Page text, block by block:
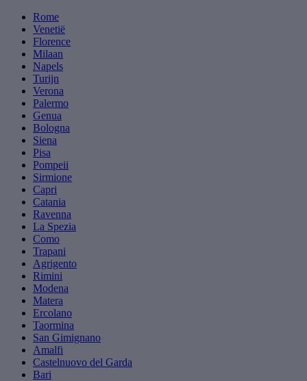
Rome
Venetië
Florence
Milaan
Napels
Turijn
Verona
Palermo
Genua
Bologna
Siena
Pisa
Pompeii
Sirmione
Capri
Catania
Ravenna
La Spezia
Como
Trapani
Agrigento
Rimini
Modena
Matera
Ercolano
Taormina
San Gimignano
Amalfi
Castelnuovo del Garda
Bari